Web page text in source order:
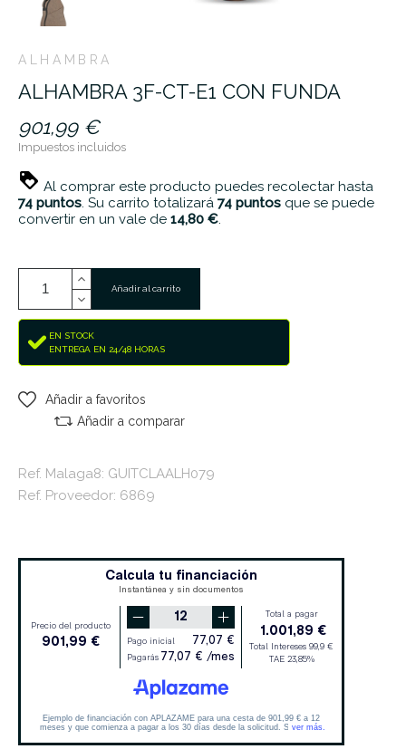
ALHAMBRA
ALHAMBRA 3F-CT-E1 CON FUNDA
901,99 €
Impuestos incluidos
Al comprar este producto puedes recolectar hasta
74 puntos. Su carrito totalizará 74 puntos que se puede
convertir en un vale de 14,80 €.
Añadir al carrito
EN STOCK
ENTREGA EN 24/48 HORAS
Añadir a favoritos
Añadir a comparar
Ref. Malaga8: GUITCLAALH079
Ref. Proveedor: 6869